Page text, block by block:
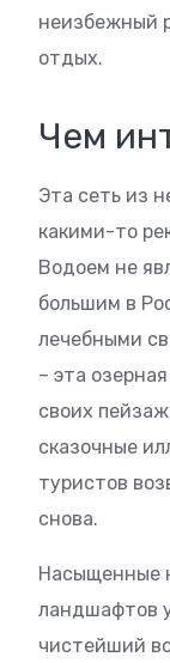
неизбежный
отдых.
Чем
Эта сеть из
какими-то
Водоем не
большим в
лечебными
– эта
своих
сказочные
туристов
снова.
Насыщенные
ландшафтов
чистейший